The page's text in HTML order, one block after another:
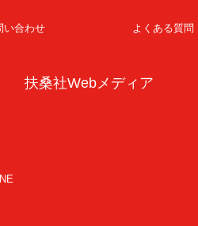
い合わせ よくある質問
扶桑社Webメディア